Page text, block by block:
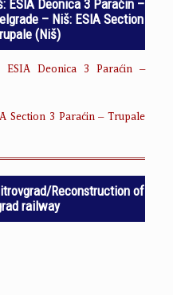
ESIA Deonica 3 Paraćin –
– Niš: ESIA Section
(Niš)
ESIA Deonica 3 Paraćin –
Section 3 Paraćin – Trupale
Reconstruction of
railway